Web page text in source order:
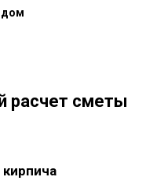
дом
расчет сметы